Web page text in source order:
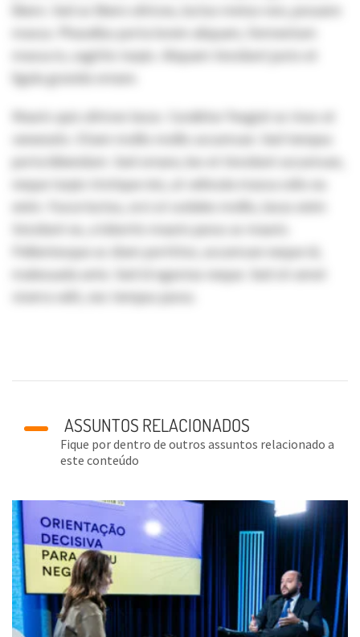
libero. Sed ac libero ultrices, luctus metus non, posuere
massa. Phasellus porta lorem aliquam, fermentum
massa in, sagittis turpis. Aliquam tincidunt justo et
ligula gravida ornare.
Mauris quis ultrices lacus. Curabitur feugiat ac risus at
venenatis. Etiam mollis mollis accumsan. Sed tempus
porta bibendum. Sed ornare, leo et tincidunt accumsan,
neque turpis tristique nisi, at vehicula massa odio eu
enim. Fusce luctus, orci ut sodales mollis, lacus enim
tincidunt ex, a lobortis mauris purus ac mauris.
Pellentesque ac diam porttitor, accumsan neque id,
malesuada ante. Sed id egestas neque. Sed sit amet
viverra velit, nec tempus purus.
ASSUNTOS RELACIONADOS
Fique por dentro de outros assuntos relacionado a
este conteúdo